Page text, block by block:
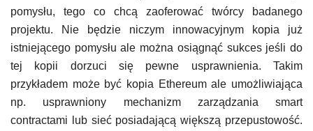
pomysłu, tego co chcą zaoferować twórcy badanego
projektu. Nie będzie niczym innowacyjnym kopia już
istniejącego pomysłu ale można osiągnąć sukces jeśli do
tej kopii dorzuci się pewne usprawnienia. Takim
przykładem może być kopia Ethereum ale umożliwiająca
np. usprawniony mechanizm zarządzania smart
contractami lub sieć posiadającą większą przepustowość.